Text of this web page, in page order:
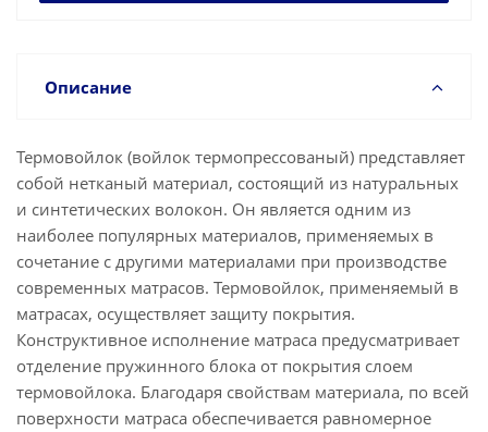
Описание
Термовойлок (войлок термопрессованый) представляет
собой нетканый материал, состоящий из натуральных
и синтетических волокон. Он является одним из
наиболее популярных материалов, применяемых в
сочетание с другими материалами при производстве
современных матрасов. Термовойлок, применяемый в
матрасах, осуществляет защиту покрытия.
Конструктивное исполнение матраса предусматривает
отделение пружинного блока от покрытия слоем
термовойлока. Благодаря свойствам материала, по всей
поверхности матраса обеспечивается равномерное